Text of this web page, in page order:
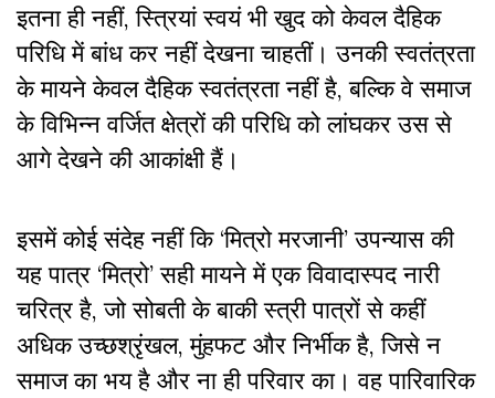
इतना ही नहीं, स्त्रियां स्वयं भी खुद को केवल दैहिक
परिधि में बांध कर नहीं देखना चाहतीं। उनकी स्वतंत्रता
के मायने केवल दैहिक स्वतंत्रता नहीं है, बल्कि वे समाज
के विभिन्न वर्जित क्षेत्रों की परिधि को लांघकर उस से
आगे देखने की आकांक्षी हैं।
इसमें कोई संदेह नहीं कि ‘मित्रो मरजानी’ उपन्यास की
यह पात्र ‘मित्रो’ सही मायने में एक विवादास्पद नारी
चरित्र है, जो सोबती के बाकी स्त्री पात्रों से कहीं
अधिक उच्छश्रृंखल, मुंहफट और निर्भीक है, जिसे न
समाज का भय है और ना ही परिवार का। वह पारिवारिक